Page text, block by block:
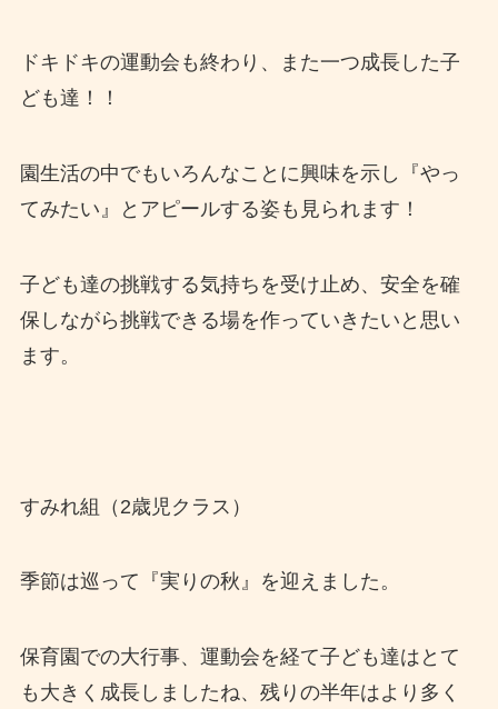
ドキドキの運動会も終わり、また一つ成長した子
ども達！！
園生活の中でもいろんなことに興味を示し『やっ
てみたい』とアピールする姿も見られます！
子ども達の挑戦する気持ちを受け止め、安全を確
保しながら挑戦できる場を作っていきたいと思い
ます。
すみれ組（2歳児クラス）
季節は巡って『実りの秋』を迎えました。
保育園での大行事、運動会を経て子ども達はとて
も大きく成長しましたね、残りの半年はより多く